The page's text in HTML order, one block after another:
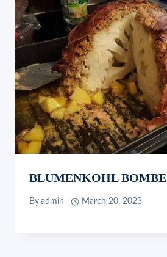
BLUMENKOHL BOMBE
By admin March 20, 2023